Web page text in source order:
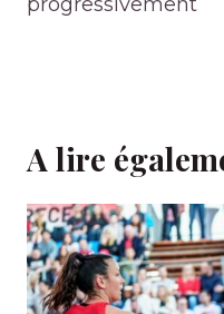
progressivement
A lire